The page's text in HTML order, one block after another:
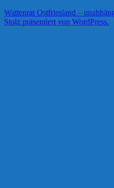
Wattenrat Ostfriesland –
Stolz präsentiert von WordPress.